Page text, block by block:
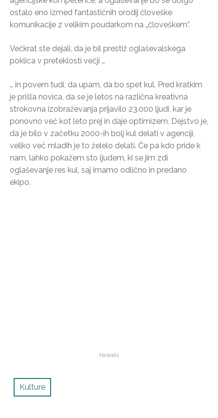
ostalo eno izmed fantastičnih orodij človeške
komunikacije z velikim poudarkom na „človeškem”.
Večkrat ste dejali, da je bil prestiž oglaševalskega
poklica v preteklosti večji …
… in povem tudi, da upam, da bo spet kul. Pred kratkim
je prišla novica, da se je letos na različna kreativna
strokovna izobraževanja prijavilo 23.000 ljudi, kar je
ponovno več kot leto prej in daje optimizem. Dejstvo je,
da je bilo v začetku 2000-ih bolj kul delati v agenciji,
veliko več mladih je to želelo delati. Če pa kdo pride k
nam, lahko pokažem sto ljudem, ki se jim zdi
oglaševanje res kul, saj imamo odlično in predano
ekipo.
Kulture